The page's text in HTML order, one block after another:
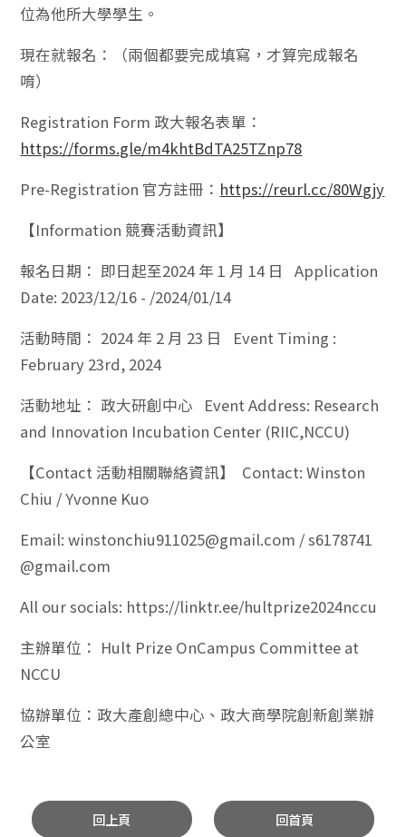
位為他所大學學生。
現在就報名：（兩個都要完成填寫，才算完成報名
唷）
Registration Form 政大報名表單：
https://forms.gle/m4khtBdTA25TZnp78
Pre-Registration 官方註冊： https://reurl.cc/80Wgjy
【Information 競賽活動資訊】
報名日期： 即日起至2024 年 1 月 14 日 Application
Date: 2023/12/16 - /2024/01/14
活動時間： 2024 年 2 月 23 日 Event Timing :
February 23rd, 2024
活動地址： 政大研創中心 Event Address: Research
and Innovation Incubation Center (RIIC,NCCU)
【Contact 活動相關聯絡資訊】 Contact: Winston
Chiu / Yvonne Kuo
Email: winstonchiu911025@gmail.com / s6178741
@gmail.com
All our socials: https://linktr.ee/hultprize2024nccu
主辦單位： Hult Prize OnCampus Committee at
NCCU
協辦單位：政大產創總中心、政大商學院創新創業辦
公室
回上頁 回首頁